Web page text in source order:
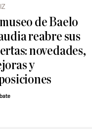
de Baelo
reabre sus
novedades,
y